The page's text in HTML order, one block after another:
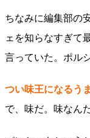
ちなみに編集部の
ェを知らなすぎて
言っていた。ポル
つい味王になるう
で、味だ。味なんだ